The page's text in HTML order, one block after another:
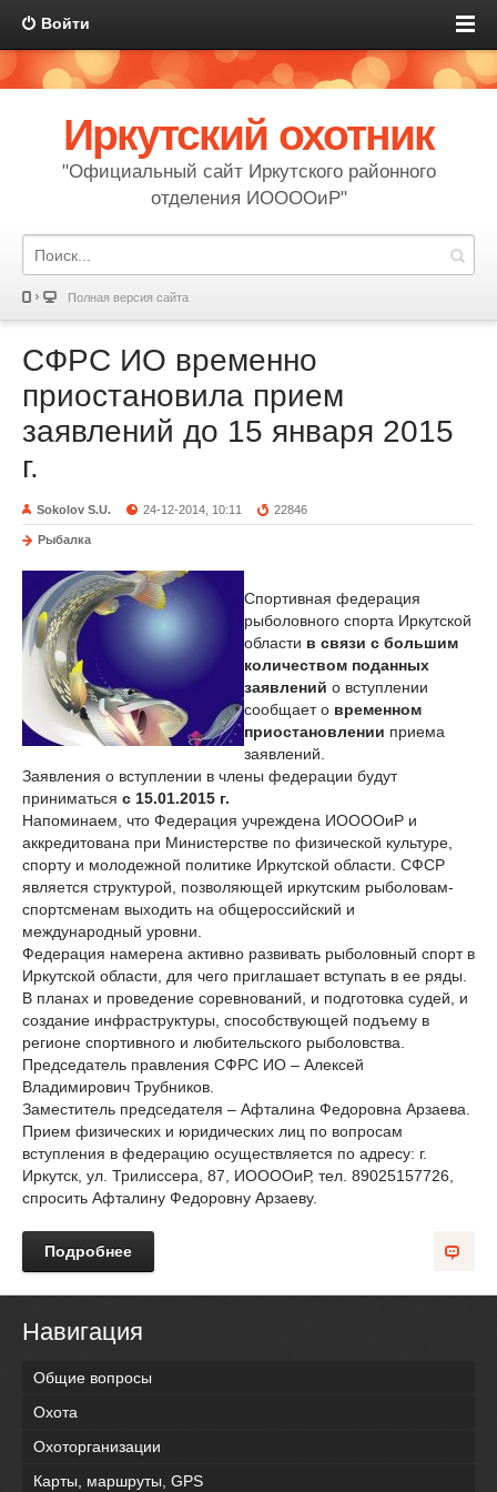
Войти
Иркутский охотник
"Официальный сайт Иркутского районного
отделения ИООООиР"
Полная версия сайта
СФРС ИО временно
приостановила прием
заявлений до 15 января 2015
г.
Sokolov S.U. 24-12-2014, 10:11 22846
Рыбалка
Спортивная федерация
рыболовного спорта Иркутской
области в связи с большим
количеством поданных
заявлений о вступлении
сообщает о временном
приостановлении приема
заявлений.
Заявления о вступлении в члены федерации будут
приниматься с 15.01.2015 г.
Напоминаем, что Федерация учреждена ИООООиР и
аккредитована при Министерстве по физической культуре,
спорту и молодежной политике Иркутской области. СФСР
является структурой, позволяющей иркутским рыболовам-
спортсменам выходить на общероссийский и
международный уровни.
Федерация намерена активно развивать рыболовный спорт в
Иркутской области, для чего приглашает вступать в ее ряды.
В планах и проведение соревнований, и подготовка судей, и
создание инфраструктуры, способствующей подъему в
регионе спортивного и любительского рыболовства.
Председатель правления СФРС ИО – Алексей
Владимирович Трубников.
Заместитель председателя – Афталина Федоровна Арзаева.
Прием физических и юридических лиц по вопросам
вступления в федерацию осуществляется по адресу: г.
Иркутск, ул. Трилиссера, 87, ИООООиР, тел. 89025157726,
спросить Афталину Федоровну Арзаеву.
Подробнее
Навигация
Общие вопросы
Охота
Охоторганизации
Карты, маршруты, GPS